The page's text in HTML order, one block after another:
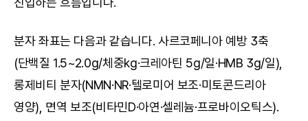
분자 좌표는 다음과 같습니다. 사르코페니아 예방 3축
(단백질 1.5~2.0g/체중kg·크레아틴 5g/일·HMB 3g/일),
롱제비티 분자(NMN·NR·텔로미어 보조·미토콘드리아
영양), 면역 보조(비타민D·아연·셀레늄·프로바이오틱스).